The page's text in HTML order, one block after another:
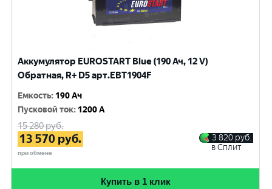
Аккумулятор EUROSTART Blue (190 Ач, 12 V)
Обратная, R+ D5 арт.EBT1904F
Емкость: 190 Ач
Пусковой ток: 1200 A
15 280руб.
13 570 руб.
при обмене
3 820 руб.
в Сплит
Купить в 1 клик